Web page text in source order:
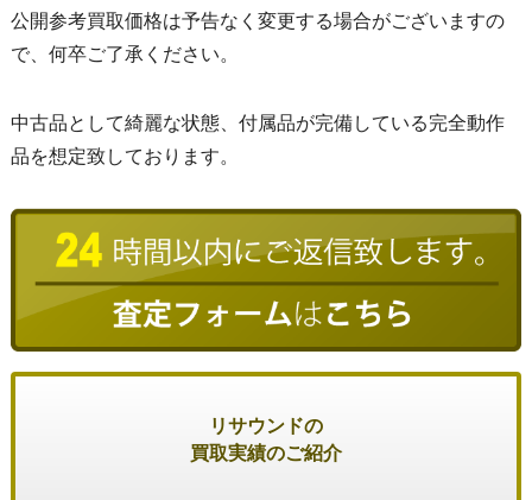
公開参考買取価格は予告なく変更する場合がございますの
で、何卒ご了承ください。
中古品として綺麗な状態、付属品が完備している完全動作
品を想定致しております。
リサウンドの
買取実績のご紹介